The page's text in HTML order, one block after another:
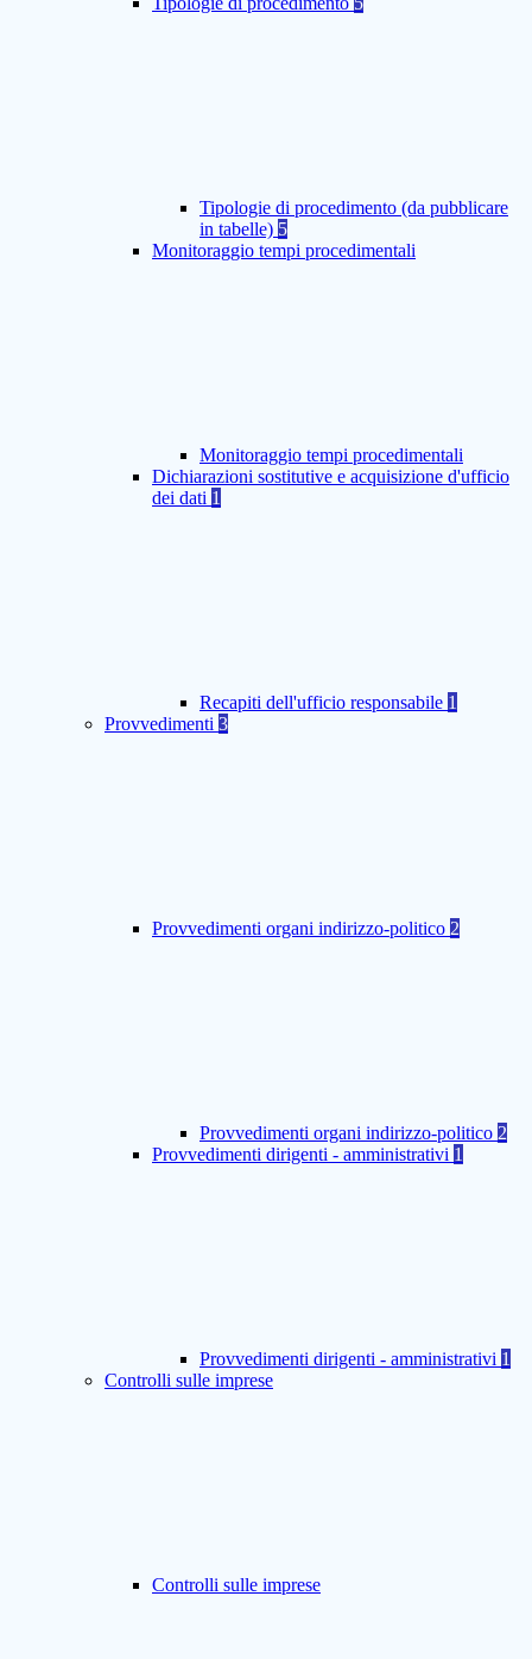
Tipologie di procedimento (da pubblicare
in tabelle) 5
Monitoraggio tempi procedimentali
Monitoraggio tempi procedimentali
Dichiarazioni sostitutive e acquisizione d'ufficio
dei dati 1
Recapiti dell'ufficio responsabile 1
Provvedimenti 3
Provvedimenti organi indirizzo-politico 2
Provvedimenti organi indirizzo-politico 2
Provvedimenti dirigenti - amministrativi 1
Provvedimenti dirigenti - amministrativi 1
Controlli sulle imprese
Controlli sulle imprese